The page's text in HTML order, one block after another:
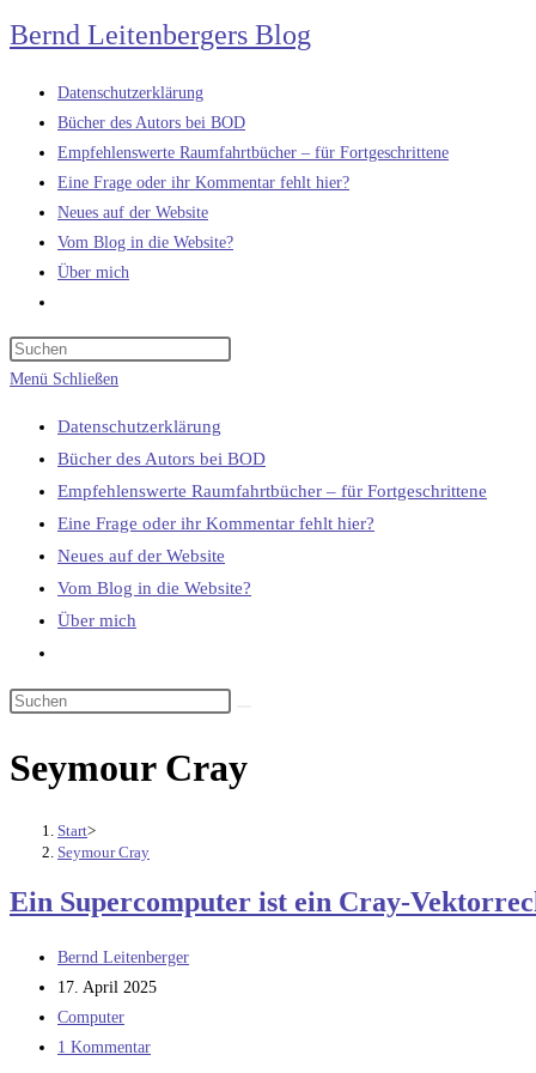
Zum
Inhalt
springen
Bernd Leitenbergers Blog
Datenschutzerklärung
Bücher des Autors bei BOD
Empfehlenswerte Raumfahrtbücher – für Fortgeschrittene
Eine Frage oder ihr Kommentar fehlt hier?
Neues auf der Website
Vom Blog in die Website?
Über mich
umschalten
Menü Schließen
Datenschutzerklärung
Bücher des Autors bei BOD
Empfehlenswerte Raumfahrtbücher – für Fortgeschrittene
Eine Frage oder ihr Kommentar fehlt hier?
Neues auf der Website
Vom Blog in die Website?
Über mich
umschalten
Seymour Cray
Start>
Seymour Cray
Ein Supercomputer ist ein Cray-
Beitrags-
Autor:
Bernd Leitenberger
Beitrag
veröffentlicht:
17. April 2025
Beitrags-
Kategorie:
Computer
Beitrags-
1 Kommentar